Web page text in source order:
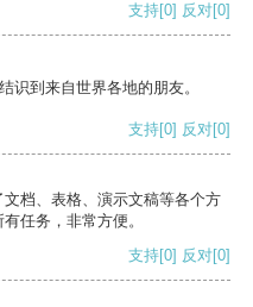
支持[0] 反对[0]
识到来自世界各地的朋友。
支持[0] 反对[0]
档、表格、演示文稿等各个方
任务，非常方便。
支持[0] 反对[0]